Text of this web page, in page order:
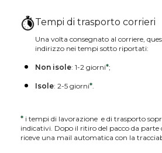
Tempi di trasporto corrieri
Una volta consegnato al corriere,
indirizzo nei tempi sotto riportati:
Non isole: 1-2 giorni*;
Isole: 2-5 giorni*
* i tempi di lavorazione e di trasporto
indicativi. Dopo il ritiro del pacco da parte
riceve una mail automatica con la